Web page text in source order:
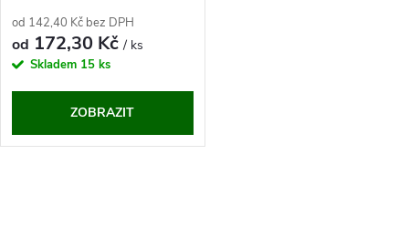
od 142,40 Kč bez DPH
od 172,30 Kč/ ks
Skladem 15 ks
ZOBRAZIT